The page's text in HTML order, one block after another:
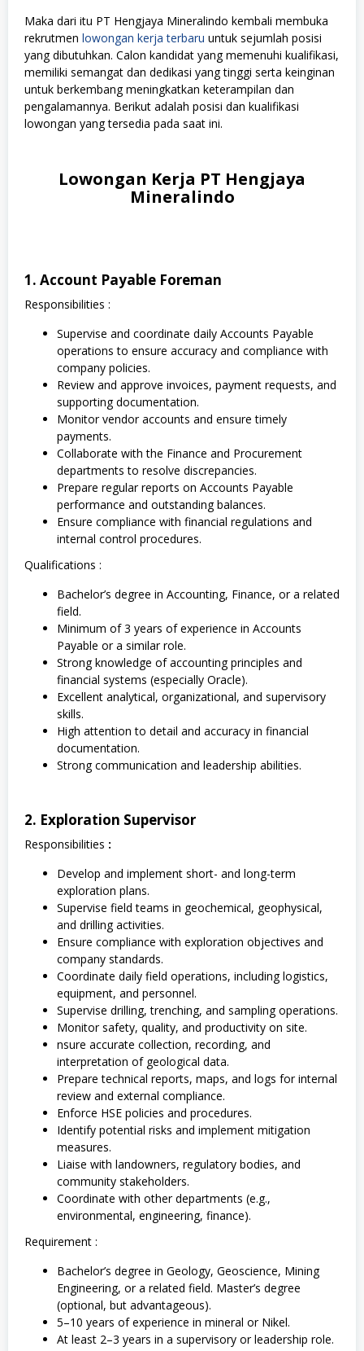
Maka dari itu PT Hengjaya Mineralindo kembali membuka
rekrutmen lowongan kerja terbaru untuk sejumlah posisi
yang dibutuhkan. Calon kandidat yang memenuhi kualifikasi,
memiliki semangat dan dedikasi yang tinggi serta keinginan
untuk berkembang meningkatkan keterampilan dan
pengalamannya. Berikut adalah posisi dan kualifikasi
lowongan yang tersedia pada saat ini.
Lowongan Kerja PT Hengjaya
Mineralindo
1. Account Payable Foreman
Responsibilities :
Supervise and coordinate daily Accounts Payable
operations to ensure accuracy and compliance with
company policies.
Review and approve invoices, payment requests, and
supporting documentation.
Monitor vendor accounts and ensure timely
payments.
Collaborate with the Finance and Procurement
departments to resolve discrepancies.
Prepare regular reports on Accounts Payable
performance and outstanding balances.
Ensure compliance with financial regulations and
internal control procedures.
Qualifications :
Bachelor’s degree in Accounting, Finance, or a related
field.
Minimum of 3 years of experience in Accounts
Payable or a similar role.
Strong knowledge of accounting principles and
financial systems (especially Oracle).
Excellent analytical, organizational, and supervisory
skills.
High attention to detail and accuracy in financial
documentation.
Strong communication and leadership abilities.
2. Exploration Supervisor
Responsibilities :
Develop and implement short- and long-term
exploration plans.
Supervise field teams in geochemical, geophysical,
and drilling activities.
Ensure compliance with exploration objectives and
company standards.
Coordinate daily field operations, including logistics,
equipment, and personnel.
Supervise drilling, trenching, and sampling operations.
Monitor safety, quality, and productivity on site.
nsure accurate collection, recording, and
interpretation of geological data.
Prepare technical reports, maps, and logs for internal
review and external compliance.
Enforce HSE policies and procedures.
Identify potential risks and implement mitigation
measures.
Liaise with landowners, regulatory bodies, and
community stakeholders.
Coordinate with other departments (e.g.,
environmental, engineering, finance).
Requirement :
Bachelor’s degree in Geology, Geoscience, Mining
Engineering, or a related field. Master’s degree
(optional, but advantageous).
5–10 years of experience in mineral or Nikel.
At least 2–3 years in a supervisory or leadership role.